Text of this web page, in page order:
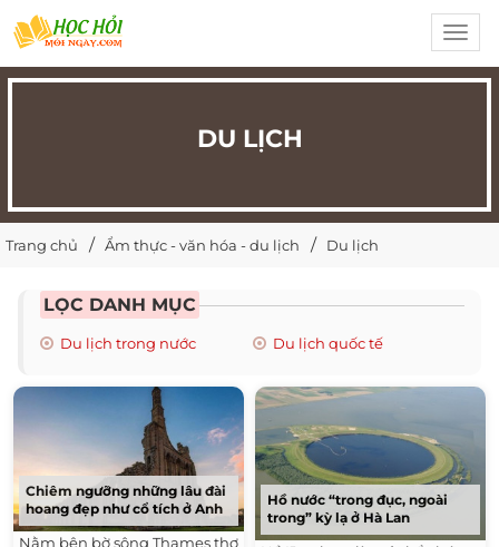
DU LỊCH
Trang chủ Ẩm thực - văn hóa - du lịch Du lịch
LỌC DANH MỤC
Du lịch trong nước Du lịch quốc tế
Chiêm ngưỡng những lâu đài
hoang đẹp như cổ tích ở Anh
Nằm bên bờ sông Thames thơ
Hồ nước “trong đục, ngoài
trong” kỳ lạ ở Hà Lan